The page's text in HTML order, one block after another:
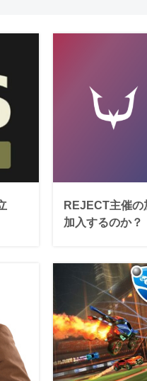
REJECT主催の
加入するのか？